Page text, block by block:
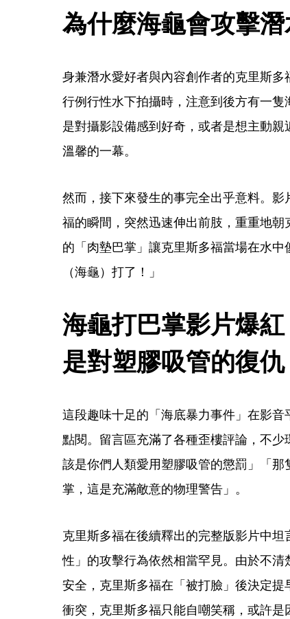
為什麼海龜會攻擊潛
身兼潛水愛好者與內容創作者的克里斯
行例行性水下拍攝時，注意到後方有一
是對攝影設備感到好奇，或者是想主動
溫馨的一幕。
然而，接下來發生的事完全出乎意料。
福的瞬間，突然迅速伸出前肢，重重地
的「肉墊巴掌」讓克里斯多福當場在水
（海龜）打了！」
海龜打巴掌影片爆
是對塑膠吸管的復仇
這段趣味十足的「海底暴力事件」在影
點閱。留言區充滿了各種歪樓評論，不
該是你們人類愛用塑膠吸管的懲罰」「
掌，這是充滿敵意的物理警告」。
克里斯多福在後續釋出的完整版影片中
性」的攻擊行為依然相當罕見。由於不
安全，克里斯多福在「被打臉」後決定
衝突，克里斯多福只能自嘲笑稱，或許